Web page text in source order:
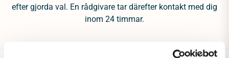
efter gjorda val. En rådgivare tar därefter kontakt med dig
inom 24 timmar.